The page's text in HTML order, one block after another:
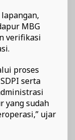
MBG
verifikasi
proses
serta
yang sudah
ujar